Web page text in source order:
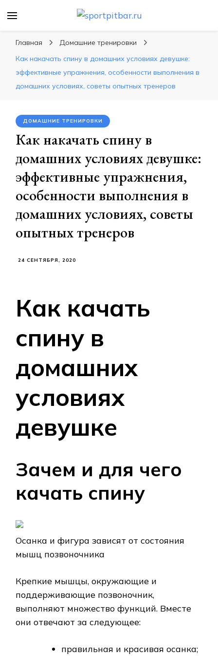
спортивных упражнения, правильные
диеты, программы тренировок
Главная
Домашние тренировки
Как накачать спину в домашних условиях девушке:
эффективные упражнения, особенности выполнения в
домашних условиях, советы опытных тренеров
ДОМАШНИЕ ТРЕНИРОВКИ
Как накачать спину в
домашних условиях девушке:
эффективные упражнения,
особенности выполнения в
домашних условиях, советы
опытных тренеров
24 СЕНТЯБРЯ, 2020
Как качать
спину в
домашних
условиях
девушке
Зачем и для чего
качать спину
Осанка и фигура зависят от состояния
мышц позвоночника
Крепкие мышцы, окружающие и
поддерживающие позвоночник,
выполняют множество функций. Вместе
они отвечают за следующее:
правильная и красивая осанка;